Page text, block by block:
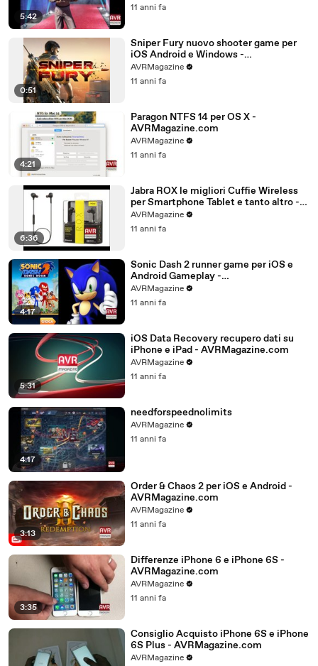
5:42
11 anni fa
0:51
Sniper Fury nuovo shooter game per
iOS Android e Windows -
AVRMagazine.com
AVRMagazine
11 anni fa
4:21
Paragon NTFS 14 per OS X -
AVRMagazine.com
AVRMagazine
11 anni fa
6:36
Jabra ROX le migliori Cuffie Wireless
per Smartphone Tablet e tanto altro -
AVRMagazine.com (720p)
AVRMagazine
11 anni fa
4:17
Sonic Dash 2 runner game per iOS e
Android Gameplay -
AVRMagazine.com
AVRMagazine
11 anni fa
5:31
iOS Data Recovery recupero dati su
iPhone e iPad - AVRMagazine.com
AVRMagazine
11 anni fa
4:17
needforspeednolimits
AVRMagazine
11 anni fa
3:13
Order & Chaos 2 per iOS e Android -
AVRMagazine.com
AVRMagazine
11 anni fa
3:35
Differenze iPhone 6 e iPhone 6S -
AVRMagazine.com
AVRMagazine
11 anni fa
Consiglio Acquisto iPhone 6S e iPhone
6S Plus - AVRMagazine.com
AVRMagazine